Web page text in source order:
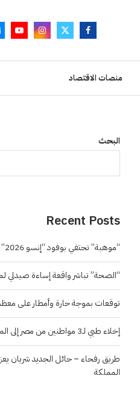
منصات الاقتصاد
البحث
Recent Posts
“موهبة” تحتفي بوفود “إنسو 2026” في ليلة عالمية
“الصحة” تباشر واقعة إساءة صيدلي
توقعات بموجة حارة وأمطار على
إخلاء طبي لـ3 مواطنين من مصر إلى المملكة
طريق رفحاء – حائل الجديد شريان
المملكة